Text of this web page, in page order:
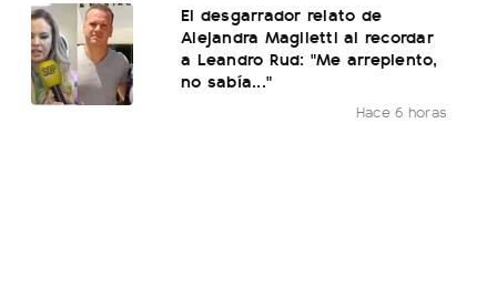
El desgarrador relato de
Alejandra Maglietti al recordar
a Leandro Rud: "Me arrepiento,
no sabía..."
Hace 6 horas